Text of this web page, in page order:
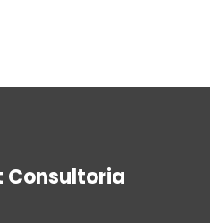
Consultoria